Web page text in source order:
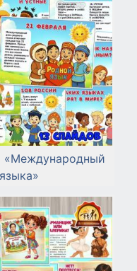
«Международный